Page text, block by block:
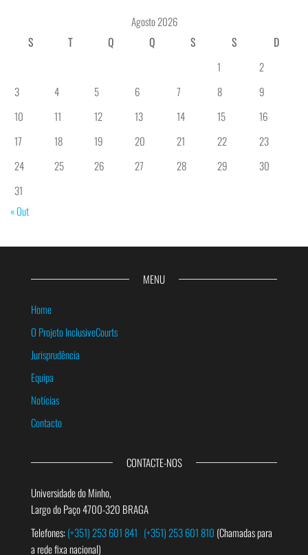
Agosto 2026
S
T Q Q S S
D
1
2
3
4 5 6 7 8
9
10
11 12 13 14 15
16
17
18 19 20 21 22
23
24
25 26 27 28 29
30
31
« Out
MENU
Home
O Projeto InclusiveCourts
Jurisprudência
Equipa
Notícias
Contacto
CONTACTE-NOS
Universidade do Minho,
Largo do Paço 4700-320 BRAGA
Telefones:(+351) 253 601 841 (+351) 253 601 810 (Chamadas para
a rede fixa nacional)